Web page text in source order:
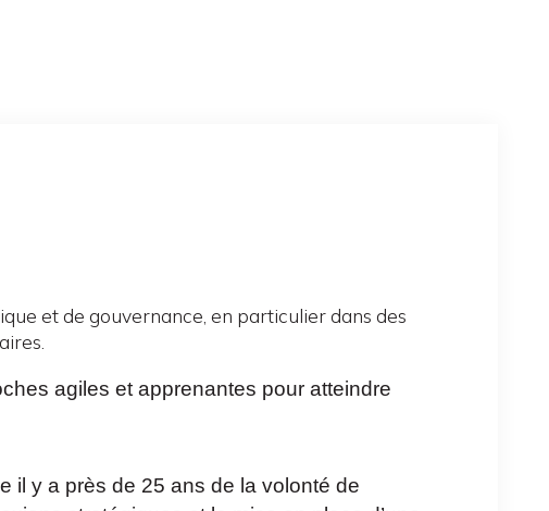
et de gouvernance, en particulier dans des
agiles et apprenantes pour atteindre
il y a près de 25 ans de la volonté de